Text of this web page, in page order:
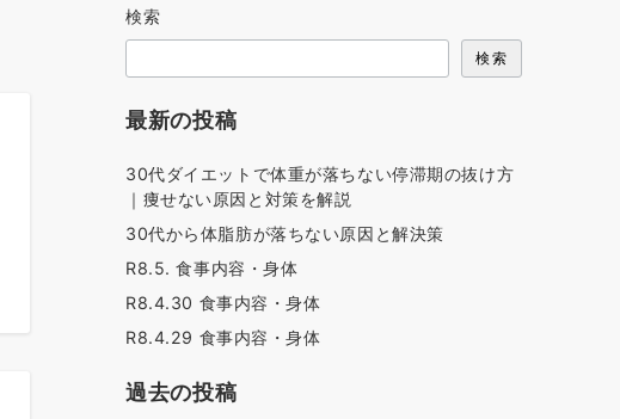
検索
検索
最新の投稿
30代ダイエットで体重が落ちない停滞期の抜け方
｜痩せない原因と対策を解説
30代から体脂肪が落ちない原因と解決策
R8.5. 食事内容・身体
R8.4.30 食事内容・身体
R8.4.29 食事内容・身体
過去の投稿